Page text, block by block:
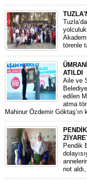
törenle
ATILDI
Aile ve
edilen
atma
Mahinur Özdemir Göktaş’ın
Pendik
not